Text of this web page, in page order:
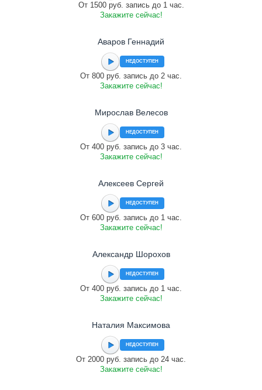
От 1500 руб. запись до 1 час.
Закажите сейчас!
Аваров Геннадий
НЕДОСТУПЕН
От 800 руб. запись до 2 час.
Закажите сейчас!
Мирослав Велесов
НЕДОСТУПЕН
От 400 руб. запись до 3 час.
Закажите сейчас!
Алексеев Сергей
НЕДОСТУПЕН
От 600 руб. запись до 1 час.
Закажите сейчас!
Александр Шорохов
НЕДОСТУПЕН
От 400 руб. запись до 1 час.
Закажите сейчас!
Наталия Максимова
НЕДОСТУПЕН
От 2000 руб. запись до 24 час.
Закажите сейчас!